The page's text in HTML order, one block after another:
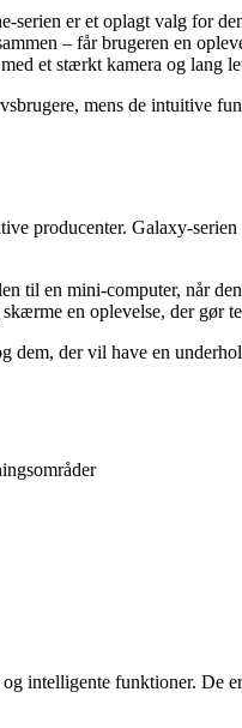
er et oplagt valg for
– får brugeren en
et stærkt kamera og lang
mens de intuitive
producenter. Galaxy-
til en mini-computer, når
en oplevelse, der
dem, der vil have en
intelligente funktioner.